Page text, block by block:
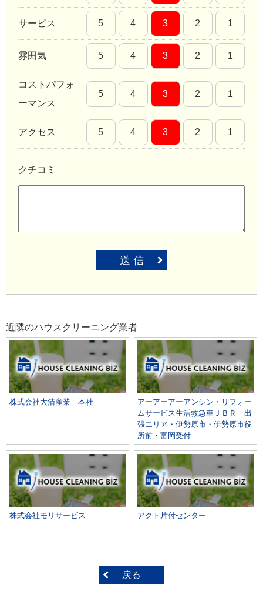
サービス 5 4 3 2 1
雰囲気 5 4 3 2 1
コストパフォ
ーマンス
5 4 3 2 1
アクセス 5 4 3 2 1
クチコミ
送 信
近隣のハウスクリーニング業者
株式会社大清産業 本社
アーアーアーアンシン・リフォー
ムサービス生活救急車ＪＢＲ 出
張エリア・伊勢原市・伊勢原市役
所前・富岡受付
株式会社モリサービス アクト片付センター
戻る